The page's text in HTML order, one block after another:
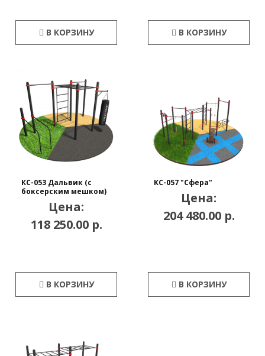
В КОРЗИНУ В КОРЗИНУ
КС-053 Дальвик (с
боксерским мешком)
Цена:
118 250.00 р.
В КОРЗИНУ
КС-057 "Сфера"
Цена:
204 480.00 р.
В КОРЗИНУ